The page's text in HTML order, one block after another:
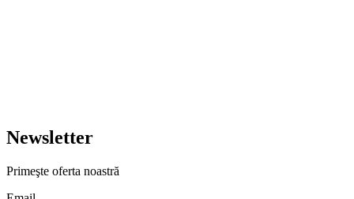
Newsletter
Primeşte oferta noastră